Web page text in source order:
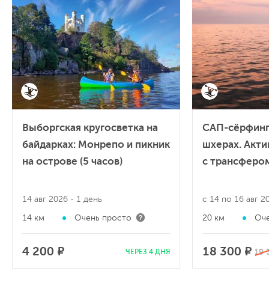
Выборгская кругосветка на
байдарках: Монрепо и пикник
на острове (5 часов)
14 авг 2026 - 1 день
14 км Очень просто
4 200 ₽ ЧЕРЕЗ 4 ДНЯ
САП-
шхерах.
с
с 14 по 16 авг
20 км
18 300 ₽ 19